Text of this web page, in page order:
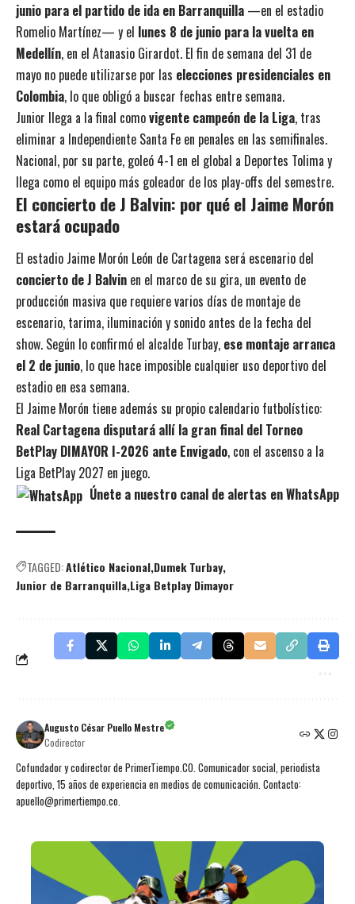
junio para el partido de ida en Barranquilla —en el estadio
Romelio Martínez— y el lunes 8 de junio para la vuelta en
Medellín, en el Atanasio Girardot. El fin de semana del 31 de
mayo no puede utilizarse por las elecciones presidenciales en
Colombia, lo que obligó a buscar fechas entre semana.
Junior llega a la final comovigente campeón de la Liga, tras
eliminar a Independiente Santa Fe en penales en las semifinales.
Nacional, por su parte, goleó 4-1 en el global a Deportes Tolima y
llega como el equipo más goleador de los play-offs del semestre.
El concierto de J Balvin: por qué el Jaime Morón
estará ocupado
El estadio Jaime Morón León de Cartagena será escenario del
concierto de J Balvin en el marco de su gira, un evento de
producción masiva que requiere varios días de montaje de
escenario, tarima, iluminación y sonido antes de la fecha del
show. Según lo confirmó el alcalde Turbay, ese montaje arranca
el 2 de junio, lo que hace imposible cualquier uso deportivo del
estadio en esa semana.
El Jaime Morón tiene además su propio calendario futbolístico:
Real Cartagena disputará allí la gran final del Torneo
BetPlay DIMAYOR I-2026 ante Envigado, con el ascenso a la
Liga BetPlay 2027 en juego.
Únete a nuestro canal de alertas en WhatsApp
TAGGED:Atlético Nacional Dumek Turbay
Junior de Barranquilla Liga Betplay Dimayor
Augusto César Puello Mestre
Codirector
Cofundador y codirector de PrimerTiempo.CO. Comunicador social, periodista
deportivo, 15 años de experiencia en medios de comunicación. Contacto:
apuello@primertiempo.co.